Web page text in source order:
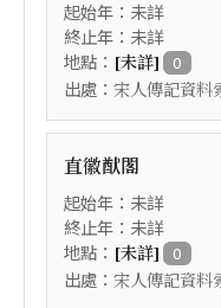
起始年：未詳
終止年：未詳
地點： [未詳] 0
出處： 宋人傳記資料
直徽猷閣
起始年：未詳
終止年：未詳
地點： [未詳] 0
出處： 宋人傳記資料